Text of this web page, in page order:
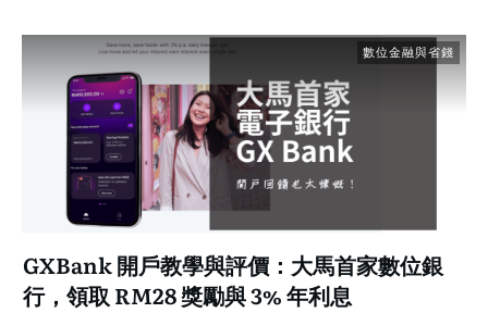
數位金融與省錢
GXBank 開戶教學與評價：大馬首家數位銀
行，領取 RM28 獎勵與 3% 年利息